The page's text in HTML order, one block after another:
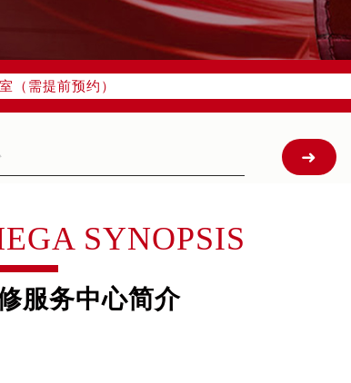
（需提前预约）
提前预约）
）
提前预约）
预约）
前预约）
17层1706室（需提前预约）
预约）
需提前预约）
SYNOPSIS
服务中心简介